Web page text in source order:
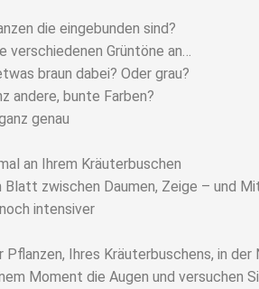
die eingebunden sind?
verschiedenen Grüntöne an…
braun dabei? Oder grau?
andere, bunte Farben?
genau
an Ihrem Kräuterbuschen
Blatt zwischen Daumen, Zeige – und
intensiver
Ihres Kräuterbuschens, in der
Moment die Augen und versuchen